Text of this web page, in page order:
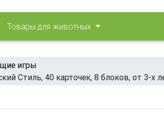
Товары для животных
игры
Стиль, 40 карточек, 8 блоков, от 3-х